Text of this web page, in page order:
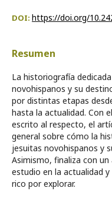
DOI: https://doi.org/
Resumen
La historiografía
novohispanos y su
por distintas etapas
hasta la actualidad. Con
escrito al respecto, el
general sobre cómo la
jesuitas novohispanos y
Asimismo, finaliza con
estudio en la actualidad
rico por explorar.